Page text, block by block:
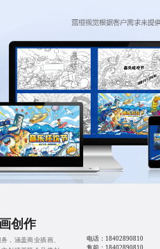
创作
，涵盖商业插画、
电话： 18402890810